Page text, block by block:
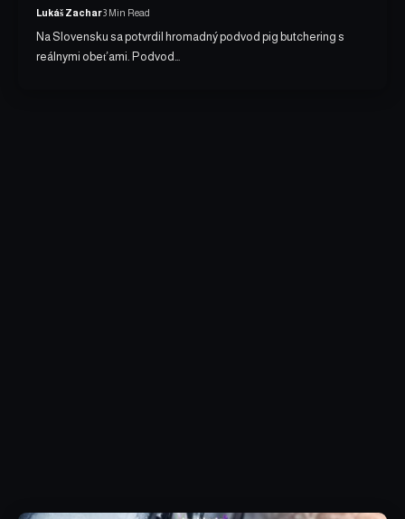
Lukáš Zachar3 Min Read
Na Slovensku sa potvrdil hromadný podvod pig butchering s
reálnymi obeťami. Podvod…